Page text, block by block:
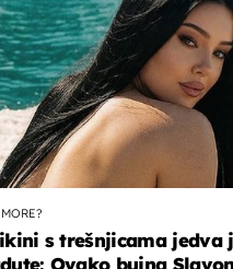
s trešnjicama jedva
Ovako bujna